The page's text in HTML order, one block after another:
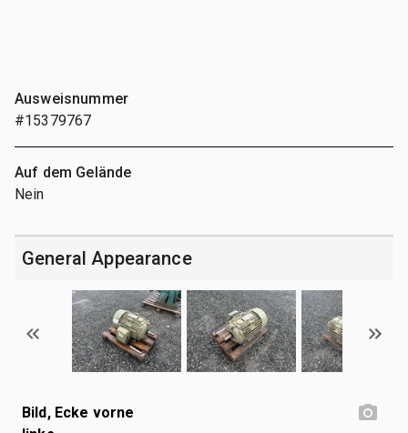
Ausweisnummer
#15379767
Auf dem Gelände
Nein
General Appearance
Bild, Ecke vorne